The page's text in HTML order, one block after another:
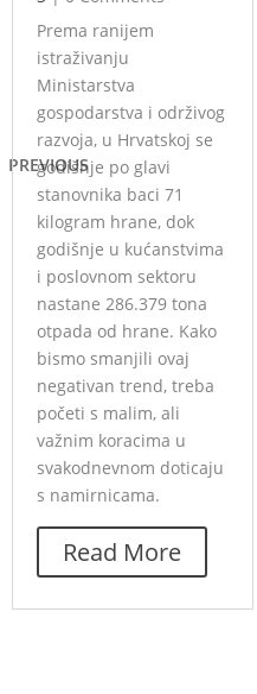
PREVIOUS
Prema ranijem
istraživanju
Ministarstva
gospodarstva i održivog
razvoja, u Hrvatskoj se
godišnje po glavi
stanovnika baci 71
kilogram hrane, dok
godišnje u kućanstvima
i poslovnom sektoru
nastane 286.379 tona
otpada od hrane. Kako
bismo smanjili ovaj
negativan trend, treba
početi s malim, ali
važnim koracima u
svakodnevnom doticaju
s namirnicama.
Read More